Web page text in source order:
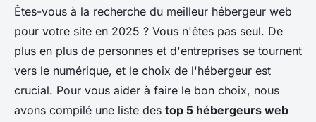
Top 5 hébergeurs web
incontournables à découvrir
en 2025
Lorenzo •4 mars 2025•7 min de lecture
Êtes-vous à la recherche du meilleur hébergeur web
pour votre site en 2025 ? Vous n'êtes pas seul. De
plus en plus de personnes et d'entreprises se tournent
vers le numérique, et le choix de l'hébergeur est
crucial. Pour vous aider à faire le bon choix, nous
avons compilé une liste des top 5 hébergeurs web